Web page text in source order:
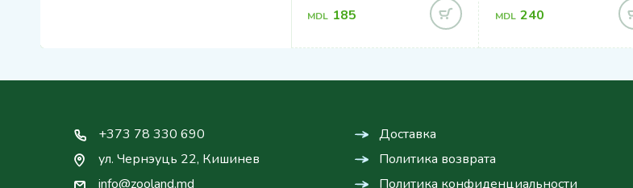
MDL 185 MDL 240
+373 78 330 690
ул. Чернэуць 22, Кишинев
info@zooland.md
Доставка
Политика возврата
Политика конфиденциальности